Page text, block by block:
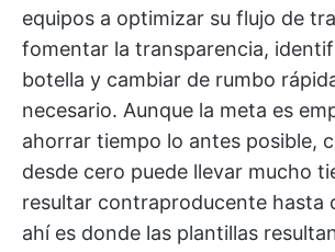
equipos a optimizar su flujo de
fomentar la transparencia,
botella y cambiar de rumbo
necesario. Aunque la meta es
ahorrar tiempo lo antes posible,
desde cero puede llevar mucho
resultar contraproducente hasta
ahí es donde las plantillas